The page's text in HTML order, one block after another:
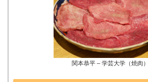
関本恭平 – 学芸大学（焼肉）